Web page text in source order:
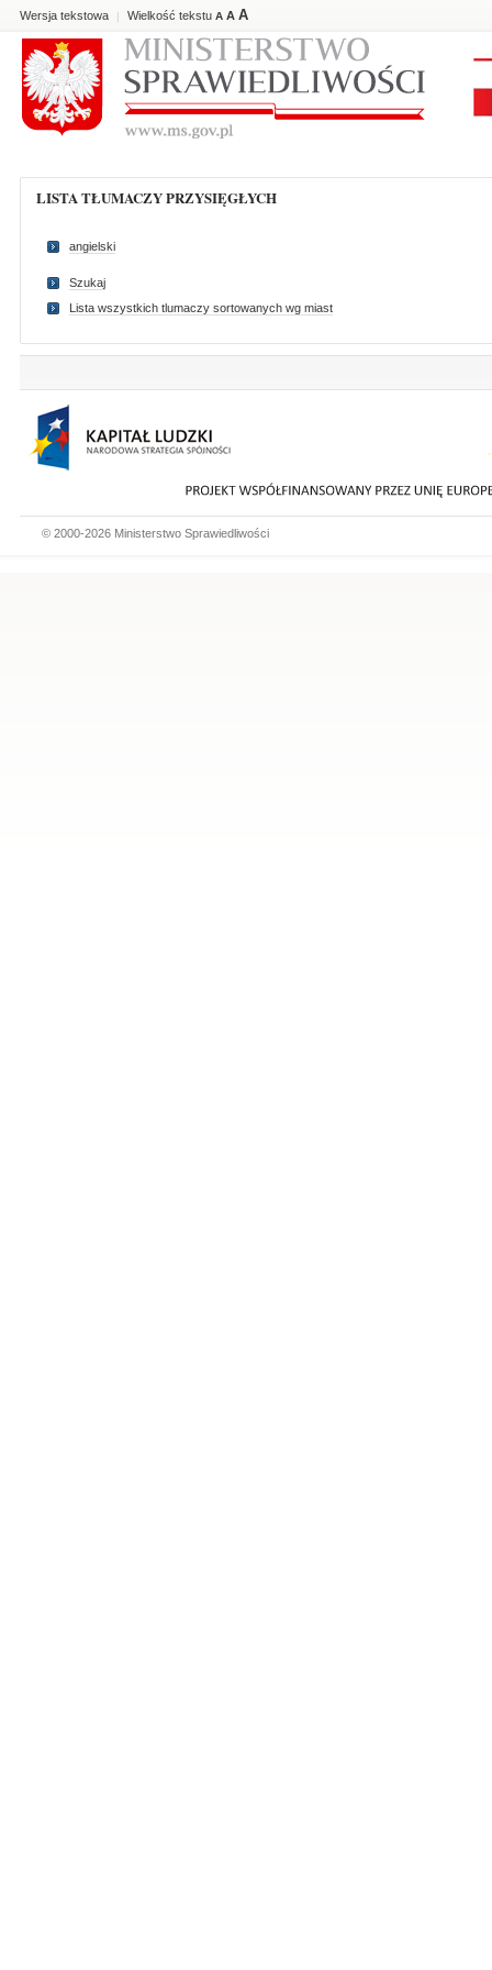
Wersja tekstowa | Wielkość tekstu A A A
LISTA TŁUMACZY PRZYSIĘGŁYCH
angielski
Szukaj
Lista wszystkich tlumaczy sortowanych wg miast
© 2000-2026 Ministerstwo Sprawiedliwości